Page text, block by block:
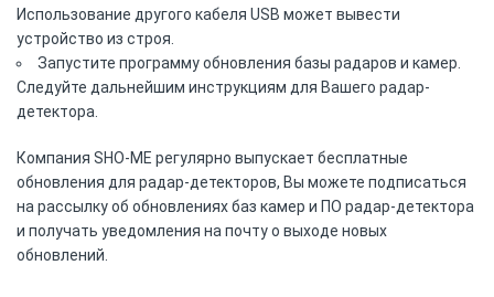
Использование другого кабеля USB может вывести
устройство из строя.
Запустите программу обновления базы радаров и камер.
Следуйте дальнейшим инструкциям для Вашего радар-
детектора.
Компания SHO-ME регулярно выпускает бесплатные
обновления для радар-детекторов, Вы можете подписаться
на рассылку об обновлениях баз камер и ПО радар-детектора
и получать уведомления на почту о выходе новых
обновлений.